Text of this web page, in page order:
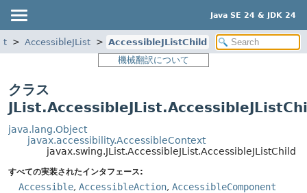
Java SE 24 & JDK 24
AccessibleJList
AccessibleJListChild
機械翻訳について
クラス
java.lang.Object
javax.accessibility.AccessibleContext
javax.swing.JList.AccessibleJList.AccessibleJListChild
すべての実装されたインタフェース:
Accessible, AccessibleAction, AccessibleComponent